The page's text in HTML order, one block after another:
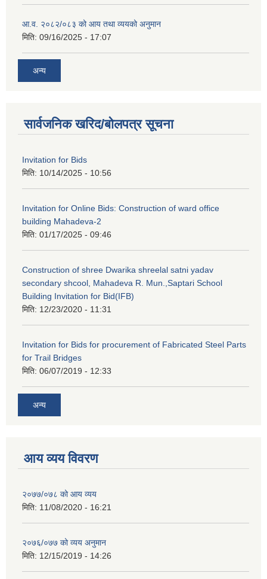
आ.व. २०८२/०८३ को आय तथा व्ययको अनुमान
मिति: 09/16/2025 - 17:07
अन्य
सार्वजनिक खरिद/बोलपत्र सूचना
Invitation for Bids
मिति: 10/14/2025 - 10:56
Invitation for Online Bids: Construction of ward office
building Mahadeva-2
मिति: 01/17/2025 - 09:46
Construction of shree Dwarika shreelal satni yadav
secondary shcool, Mahadeva R. Mun.,Saptari School
Building Invitation for Bid(IFB)
मिति: 12/23/2020 - 11:31
Invitation for Bids for procurement of Fabricated Steel Parts
for Trail Bridges
मिति: 06/07/2019 - 12:33
अन्य
आय व्यय विवरण
२०७७/०७८ को आय व्यय
मिति: 11/08/2020 - 16:21
२०७६/०७७ को व्यय अनुमान
मिति: 12/15/2019 - 14:26